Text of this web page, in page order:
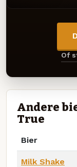
Of
Andere
True
Bier
Milk Shake